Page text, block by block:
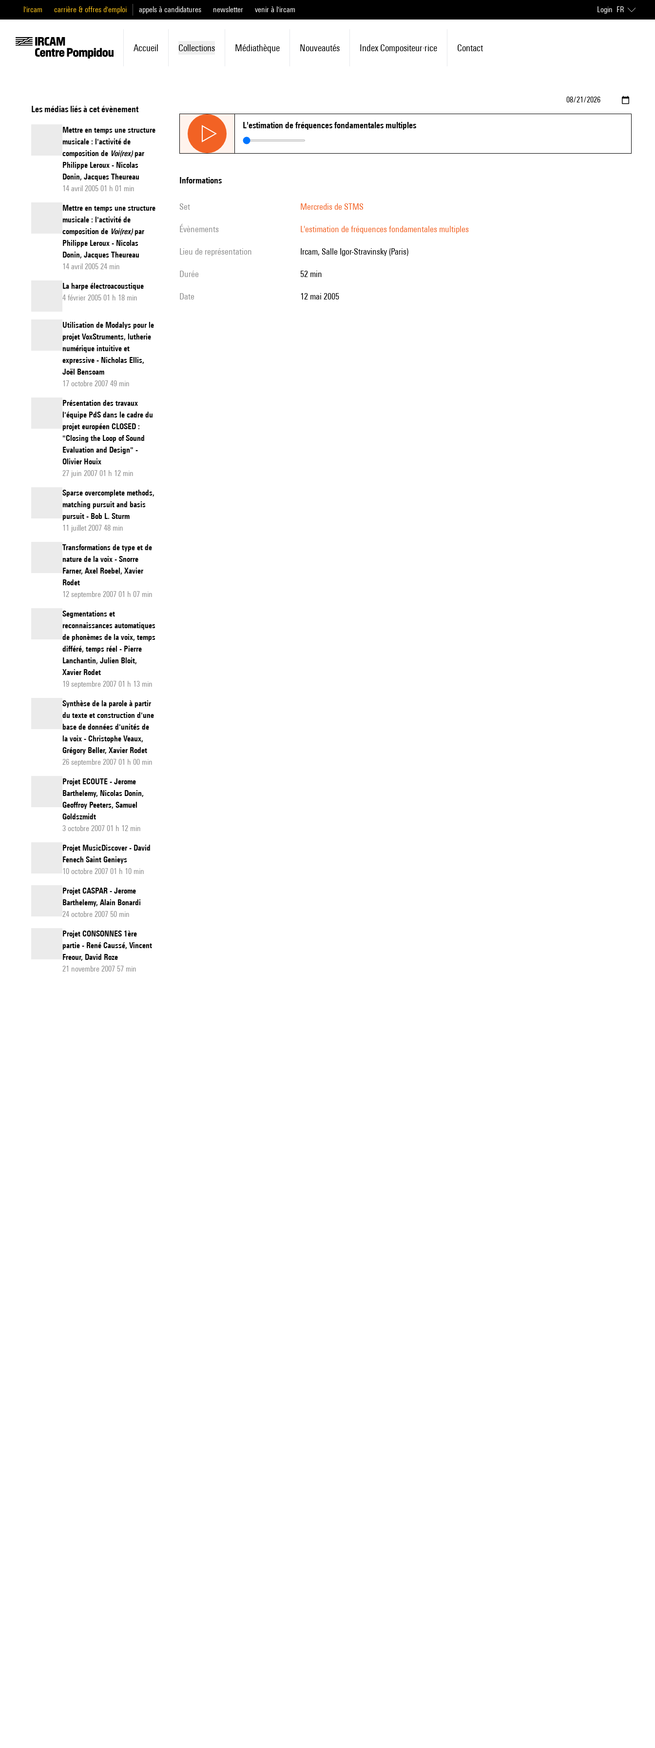
l'ircam carrière & offres d'emploi appels à candidatures newsletter venir à l'ircam Login FR
Accueil Collections Médiathèque Nouveautés Index Compositeur·rice Contact
Les médias liés à cet évènement
Mettre en temps une structure
musicale : l'activité de
composition de Voi(rex)par
Philippe Leroux - Nicolas
Donin, Jacques Theureau
14 avril 2005 01 h 01 min
Mettre en temps une structure
musicale : l'activité de
composition de Voi(rex)par
Philippe Leroux - Nicolas
Donin, Jacques Theureau
14 avril 2005 24 min
La harpe électroacoustique
4 février 2005 01 h 18 min
Utilisation de Modalys pour le
projet VoxStruments, lutherie
numérique intuitive et
expressive - Nicholas Ellis,
Joël Bensoam
17 octobre 2007 49 min
Présentation des travaux
l'équipe PdS dans le cadre du
projet européen CLOSED :
"Closing the Loop of Sound
Evaluation and Design" -
Olivier Houix
27 juin 2007 01 h 12 min
Sparse overcomplete methods,
matching pursuit and basis
pursuit - Bob L. Sturm
11 juillet 2007 48 min
Transformations de type et de
nature de la voix - Snorre
Farner, Axel Roebel, Xavier
Rodet
12 septembre 2007 01 h 07 min
Segmentations et
reconnaissances automatiques
de phonèmes de la voix, temps
différé, temps réel - Pierre
Lanchantin, Julien Bloit,
Xavier Rodet
19 septembre 2007 01 h 13 min
Synthèse de la parole à partir
du texte et construction d'une
base de données d'unités de
la voix - Christophe Veaux,
Grégory Beller, Xavier Rodet
26 septembre 2007 01 h 00 min
Projet ECOUTE - Jerome
Barthelemy, Nicolas Donin,
Geoffroy Peeters, Samuel
Goldszmidt
3 octobre 2007 01 h 12 min
Projet MusicDiscover - David
Fenech Saint Genieys
10 octobre 2007 01 h 10 min
Projet CASPAR - Jerome
Barthelemy, Alain Bonardi
24 octobre 2007 50 min
Projet CONSONNES 1ère
partie - René Caussé, Vincent
Freour, David Roze
21 novembre 2007 57 min
L'estimation de fréquences fondamentales multiples
informations
set Mercredis de STMS
évènements L'estimation de fréquences fondamentales multiples
Lieu de représentation Ircam, Salle Igor-Stravinsky (Paris)
durée 52 min
date 12 mai 2005